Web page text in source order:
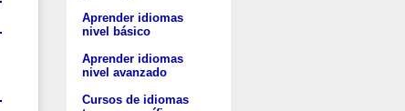
Aprender idiomas
nivel básico
Aprender idiomas
nivel avanzado
Cursos de idiomas